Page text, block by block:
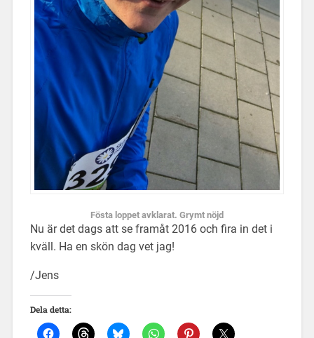
Fösta loppet avklarat. Grymt nöjd
Nu är det dags att se framåt 2016 och fira in det i
kväll. Ha en skön dag vet jag!
/Jens
Dela detta: